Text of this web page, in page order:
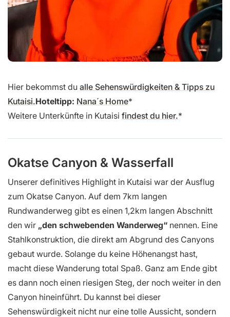
Hier bekommst du alle Sehenswürdigkeiten & Tipps zu
Kutaisi.Hoteltipp: Nana´s Home
Weitere Unterkünfte in Kutaisi findest du hier.
Okatse Canyon & Wasserfall
Unserer definitives Highlight in Kutaisi war der Ausflug
zum Okatse Canyon. Auf dem 7km langen
Rundwanderweg gibt es einen 1,2km langen Abschnitt
den wir „den schwebenden Wanderweg“ nennen. Eine
Stahlkonstruktion, die direkt am Abgrund des Canyons
gebaut wurde. Solange du keine Höhenangst hast,
macht diese Wanderung total Spaß. Ganz am Ende gibt
es dann noch einen riesigen Steg, der noch weiter in den
Canyon hineinführt. Du kannst bei dieser
Sehenswürdigkeit nicht nur eine tolle Aussicht, sondern